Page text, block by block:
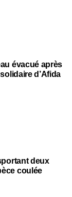
évacué après
d’Afida
deux
coulée